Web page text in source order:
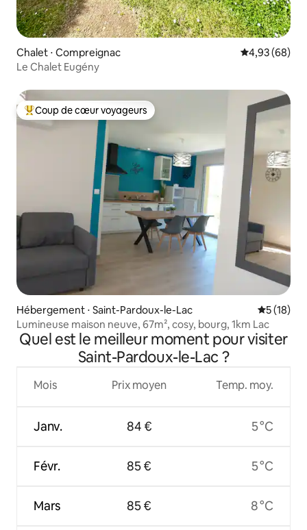
Chalet ⋅ Compreignac Évaluation
4,93 (68)
Le Chalet Eugény
Coups de cœur voyageurs les plus appréciés
Coup de cœur voyageurs
Hébergement ⋅ Saint-Pardoux-le-Lac
5 (18)
Lumineuse maison neuve, 67m², cosy, bourg, 1km Lac
Quel est le meilleur moment pour visiter
Saint-Pardoux-le-Lac ?
Mois
Janv.
Févr.
Mars
Prix moyen
84 €
85 €
85 €
Temp. moy.
5 °C
5 °C
8 °C